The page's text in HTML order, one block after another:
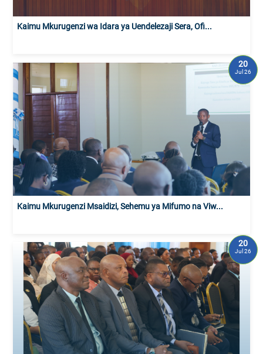
Kaimu Mkurugenzi wa Idara ya Uendelezaji Sera, Ofi...
Kaimu Mkurugenzi Msaidizi, Sehemu ya Mifumo na Viw...
20
Jul 26
20
Jul 26